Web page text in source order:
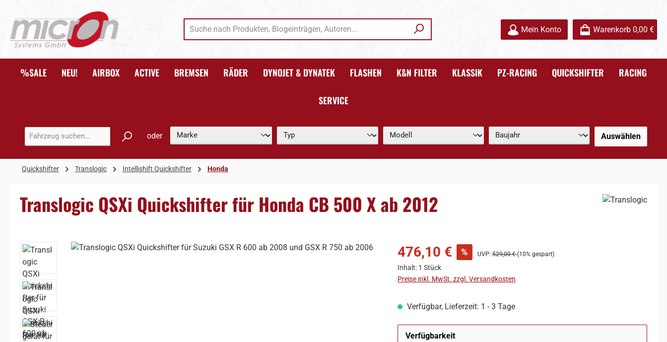
Zur Hauptnavigation springen
Mein Konto
Warenkorb 0,00 €
%SALE NEU! AIRBOX ACTIVE BREMSEN RÄDER DYNOJET & DYNATEK FLASHEN K&N FILTER KLASSIK PZ-RACING QUICKSHIFTER RACING
SERVICE
oder Auswählen
Quickshifter Translogic Intellishift Quickshifter Honda
Translogic QSXi Quickshifter für Honda CB 500 X ab 2012
Bildergalerie überspringen 476,10 € % UVP:529,00 €(10% gespart)
Inhalt: 1 Stück
Preise inkl. MwSt. zzgl. Versandkosten
Verfügbar, Lieferzeit: 1 - 3 Tage
Verfügbarkeit